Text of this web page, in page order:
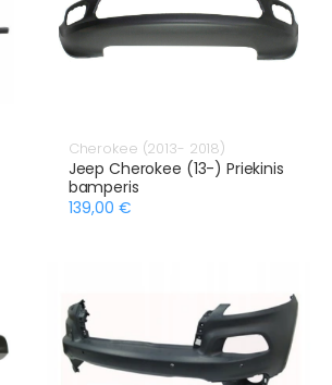
Cherokee (2013- 2018)
Jeep Cherokee (13-) Priekinis
bamperis
139,00 €